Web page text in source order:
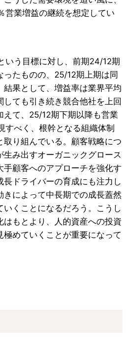
営業増益の継続を想定してい
いう目標に対し、前期24/12期
ったものの、25/12期上期は同
結果として、増益率は業界平均
しても引き続き競合他社を上回
えて、25/12期下期以降も営業
すべく、根幹となる組織体制
取り組んでいる。顧客戦略につ
生み出すオーガニックグロース
手顧客へのアプローチを強化す
長ドライバーの育成にも注力し
きによって中長期での成長蓋然
いくことになるだろう。こうし
はもとより、人的資産への投資
極めていくことが重要になって